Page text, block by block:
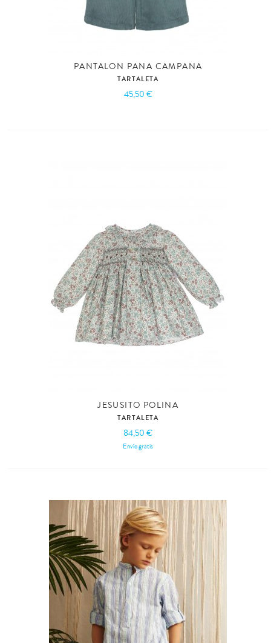
PANTALON PANA CAMPANA
TARTALETA
45,50 €
JESUSITO POLINA
TARTALETA
84,50 €
Envío gratis